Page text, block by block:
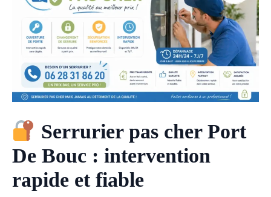
Serrurier pas cher Port
De Bouc : intervention
rapide et fiable